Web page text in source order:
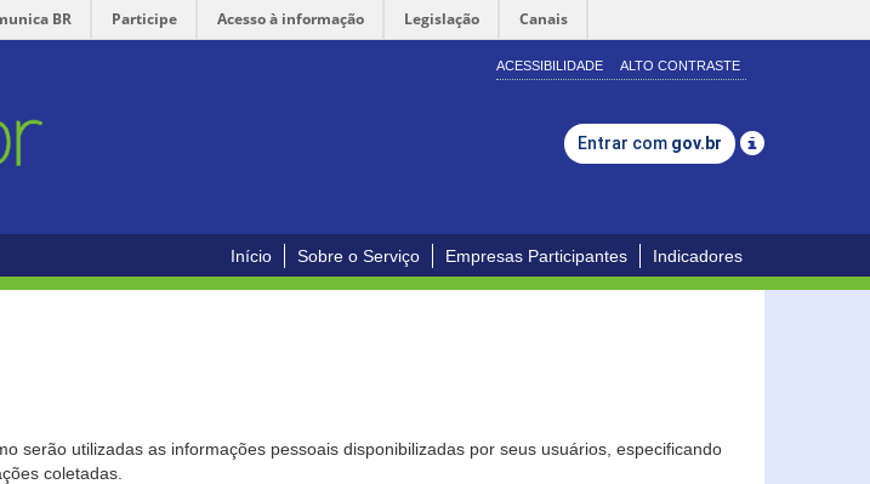
BR Participe Acesso à informação Legislação Canais
ACESSIBILIDADE ALTO CONTRASTE
Entrar com gov.br
Início Sobre o Serviço Empresas Participantes Indicadores
serão utilizadas as informações pessoais disponibilizadas por seus usuários, especificando
coletadas.